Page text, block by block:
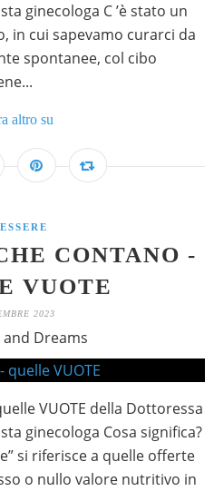
ginecologa C ’è stato un
in cui sapevamo curarci da
spontanee, col cibo
altro su
CONTANO -
VUOTE
2023
and Dreams
VUOTE della Dottoressa
ginecologa Cosa significa?
si riferisce a quelle offerte
o nullo valore nutritivo in